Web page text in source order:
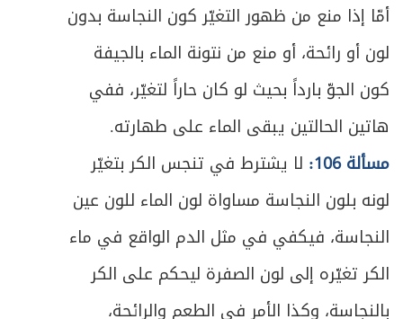
أمّا إذا منع من ظهور التغيّر كون النجاسة بدون
لون أو رائحة، أو منع من نتونة الماء بالجيفة
كون الجوّ بارداً بحيث لو كان حاراً لتغيّر، ففي
هاتين الحالتين يبقى الماء على طهارته.
مسألة 106:
لا يشترط في تنجس الكر بتغيّر
لونه بلون النجاسة مساواة لون الماء للون عين
النجاسة، فيكفي في مثل الدم الواقع في ماء
الكر تغيّره إلى لون الصفرة ليحكم على الكر
بالنجاسة، وكذا الأمر في الطعم والرائحة،
ص
582 المبحث الثاني ـ في أحكام الدفع للمستحق
ص
586 المبحث الثالث ـ في أحكام تلف الخمس
ص
591
الباب السادس - في الأمر بالمعروف والنهي عن
593 المبحث الأول ـ في من يجب عليه الأمر والنهي
ص
596 المبحث الثاني ـ في من يجب أمره ونهيه
ص
598 المبحث الثالث ـ في مراتب الأمر والنهي